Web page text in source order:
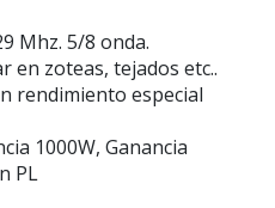
Mhz. 5/8 onda.
en zoteas, tejados etc..
rendimiento especial
1000W, Ganancia
PL